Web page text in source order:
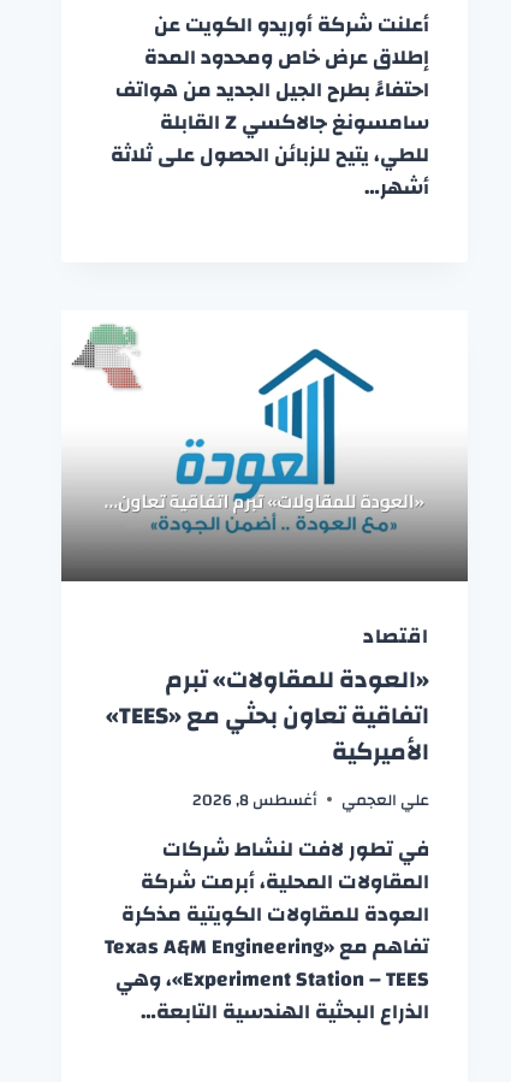
أعلنت شركة أوريدو الكويت عن
إطلاق عرض خاص ومحدود المدة
احتفاءً بطرح الجيل الجديد من هواتف
سامسونغ جالاكسي Z القابلة
للطي، يتيح للزبائن الحصول على ثلاثة
أشهر…
اقتصاد
«العودة للمقاولات» تبرم
اتفاقية تعاون بحثي مع «TEES»
الأميركية
علي العجمي أغسطس 8, 2026
في تطور لافت لنشاط شركات
المقاولات المحلية، أبرمت شركة
العودة للمقاولات الكويتية مذكرة
تفاهم مع «Texas A&M Engineering
Experiment Station – TEES»، وهي
الذراع البحثية الهندسية التابعة…